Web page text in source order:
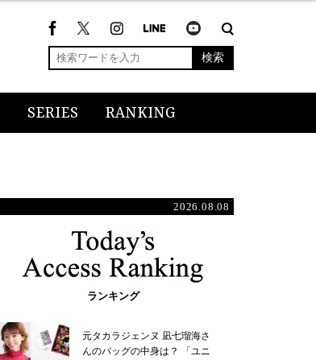
検索
SERIES RANKING
2026.08.08
ランキング
元タカラジェンヌ 凪七瑠海さ
んのバッグの中身は？ 「ユニ